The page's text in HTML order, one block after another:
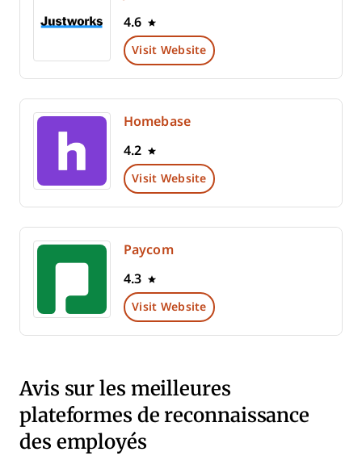
4.6
Visit Website
Homebase
4.2
Visit Website
Paycom
4.3
Visit Website
Avis sur les meilleures
plateformes de reconnaissance
des employés